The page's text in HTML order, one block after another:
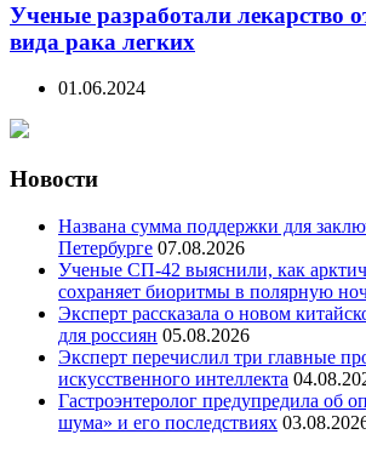
Ученые разработали лекарство
вида рака легких
01.06.2024
Новости
Названа сумма поддержки для
Петербурге 07.08.2026
Ученые СП-42 выяснили, как
сохраняет биоритмы в полярную
Эксперт рассказала о новом
для россиян 05.08.2026
Эксперт перечислил три главные
искусственного интеллекта
Гастроэнтеролог предупредила об
шума» и его последствиях